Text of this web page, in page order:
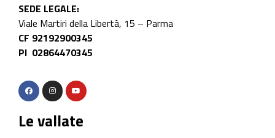
SEDE LEGALE:
Viale Martiri della Libertà, 15 – Parma
CF 92192900345
PI 02864470345
Le vallate